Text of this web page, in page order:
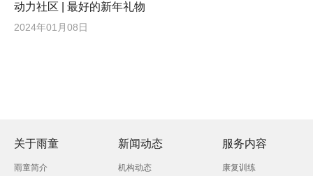
动力社区 | 最好的新年礼物
2024年01月08日
关于雨童
雨童简介
新闻动态
机构动态
服务内容
康复训练